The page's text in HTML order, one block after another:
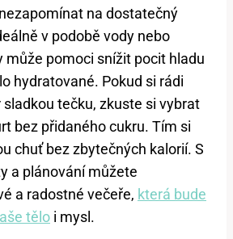
na dostatečný
v podobě vody nebo
může pomoci snížit pocit hladu
hydratované. Pokud si rádi
tečku, zkuste si vybrat
bez přidaného cukru. Tím si
chuť bez zbytečných kalorií. S
a plánování můžete
a radostné večeře, která bude
tělo i mysl.